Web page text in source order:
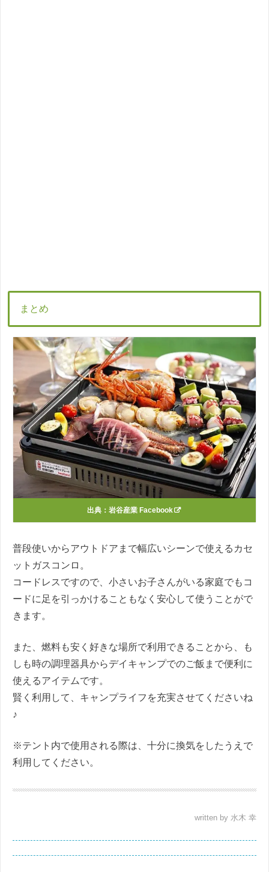
まとめ
出典： 岩谷産業 Facebook
普段使いからアウトドアまで幅広いシーンで使えるカセ
ットガスコンロ。
コードレスですので、小さいお子さんがいる家庭でもコ
ードに足を引っかけることもなく安心して使うことがで
きます。
また、燃料も安く好きな場所で利用できることから、も
しも時の調理器具からデイキャンプでのご飯まで便利に
使えるアイテムです。
賢く利用して、キャンプライフを充実させてくださいね
♪
※テント内で使用される際は、十分に換気をしたうえで
利用してください。
written by 水木 幸